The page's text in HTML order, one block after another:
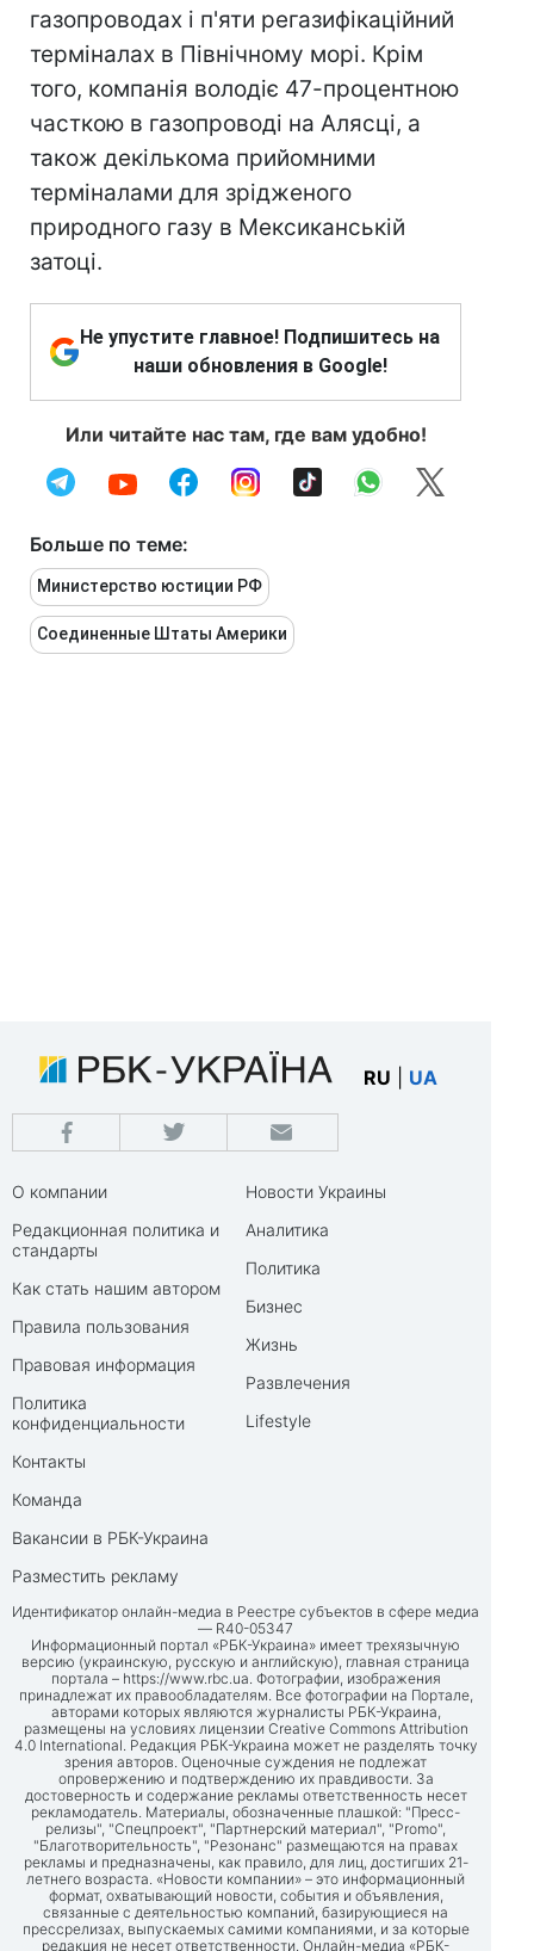
газопроводах і п'яти регазифікаційний
терміналах в Північному морі. Крім
того, компанія володіє 47-процентною
часткою в газопроводі на Алясці, а
також декількома прийомними
терміналами для зрідженого
природного газу в Мексиканській
затоці.
Не упустите главное! Подпишитесь на
наши обновления в Google!
Или читайте нас там, где вам удобно!
Больше по теме:
Министерство юстиции РФ
Соединенные Штаты Америки
RU UA
О компании
Редакционная политика и
стандарты
Как стать нашим автором
Правила пользования
Правовая информация
Политика
конфиденциальности
Контакты
Команда
Вакансии в РБК-Украина
Разместить рекламу
Новости Украины
Аналитика
Политика
Бизнес
Жизнь
Развлечения
Lifestyle
Идентификатор онлайн-медиа в Реестре субъектов в сфере медиа
— R40-05347
Информационный портал «РБК-Украина» имеет трехязычную
версию (украинскую, русскую и английскую), главная страница
портала – https://www.rbc.ua. Фотографии, изображения
принадлежат их правообладателям. Все фотографии на Портале,
авторами которых являются журналисты РБК-Украина,
размещены на условиях лицензии Creative Commons Attribution
4.0 International. Редакция РБК-Украина может не разделять точку
зрения авторов. Оценочные суждения не подлежат
опровержению и подтверждению их правдивости. За
достоверность и содержание рекламы ответственность несет
рекламодатель. Материалы, обозначенные плашкой: "Пресс-
релизы", "Спецпроект", "Партнерский материал", "Promo",
"Благотворительность", "Резонанс" размещаются на правах
рекламы и предназначены, как правило, для лиц, достигших 21-
летнего возраста. «Новости компании» – это информационный
формат, охватывающий новости, события и объявления,
связанные с деятельностью компаний, базирующиеся на
прессрелизах, выпускаемых самими компаниями, и за которые
редакция не несет ответственности. Онлайн-медиа «РБК-